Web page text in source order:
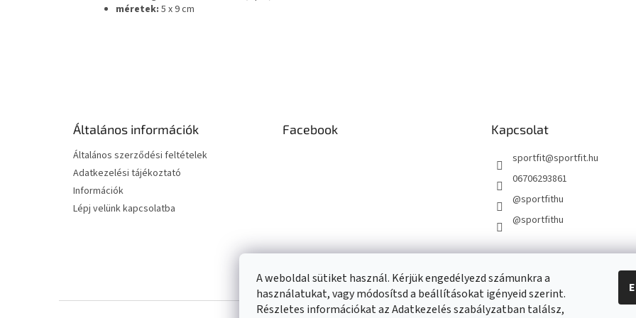
A weboldal sütiket használ. Kérjük engedélyezd számunkra a
használatukat, vagy módosítsd a beállításokat igényeid szerint.
Részletes információkat az Adatkezelés szabályzatban találsz,
méretek: 5 x 9 cm
Általános információk
Általános szerződési feltételek
Adatkezelési tájékoztató
Információk
Lépj velünk kapcsolatba
Facebook Kapcsolat
sportfit@sportfit.hu
06706293861
@sportfithu
@sportfithu